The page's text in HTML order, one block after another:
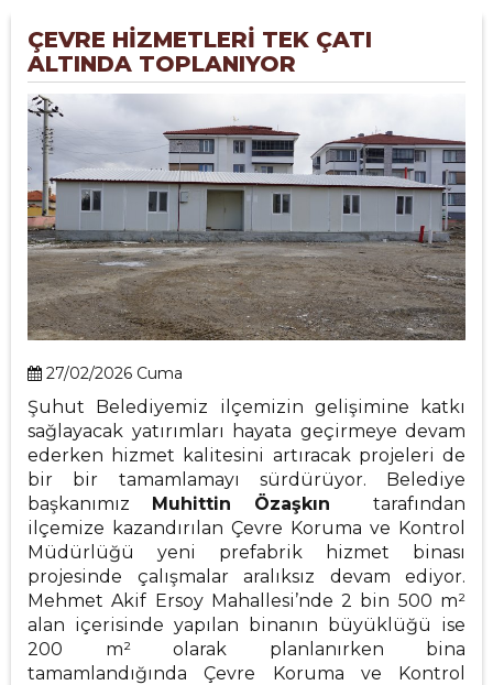
ÇEVRE HİZMETLERİ TEK ÇATI
ALTINDA TOPLANIYOR
27/02/2026 Cuma
Şuhut Belediyemiz ilçemizin gelişimine katkı
sağlayacak yatırımları hayata geçirmeye devam
ederken hizmet kalitesini artıracak projeleri de
bir bir tamamlamayı sürdürüyor. Belediye
başkanımız Muhittin Özaşkın tarafından
ilçemize kazandırılan Çevre Koruma ve Kontrol
Müdürlüğü yeni prefabrik hizmet binası
projesinde çalışmalar aralıksız devam ediyor.
Mehmet Akif Ersoy Mahallesi’nde 2 bin 500 m²
alan içerisinde yapılan binanın büyüklüğü ise
200 m² olarak planlanırken bina
tamamlandığında Çevre Koruma ve Kontrol